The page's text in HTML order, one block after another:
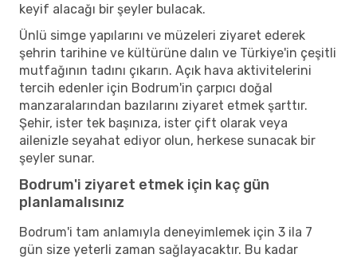
keyif alacağı bir şeyler bulacak.
Ünlü simge yapılarını ve müzeleri ziyaret ederek
şehrin tarihine ve kültürüne dalın ve Türkiye'in çeşitli
mutfağının tadını çıkarın. Açık hava aktivitelerini
tercih edenler için Bodrum'in çarpıcı doğal
manzaralarından bazılarını ziyaret etmek şarttır.
Şehir, ister tek başınıza, ister çift olarak veya
ailenizle seyahat ediyor olun, herkese sunacak bir
şeyler sunar.
Bodrum'i ziyaret etmek için kaç gün
planlamalısınız
Bodrum'i tam anlamıyla deneyimlemek için 3 ila 7
gün size yeterli zaman sağlayacaktır. Bu kadar